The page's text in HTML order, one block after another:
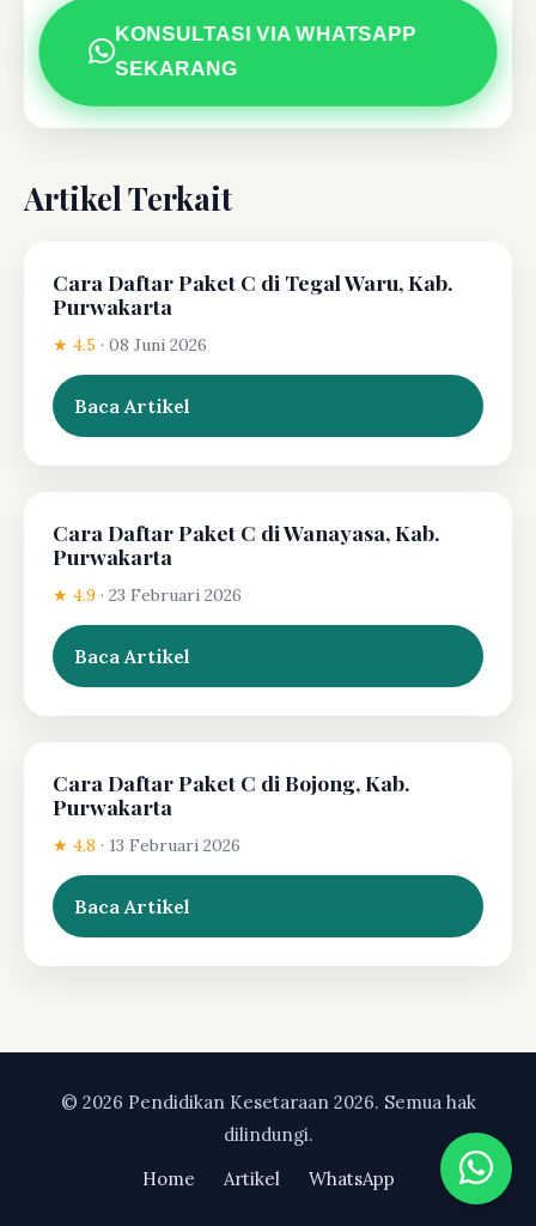
KONSULTASI VIA WHATSAPP
SEKARANG
Artikel Terkait
Cara Daftar Paket C di Tegal Waru, Kab.
Purwakarta
★ 4.5 · 08 Juni 2026
Baca Artikel
Cara Daftar Paket C di Wanayasa, Kab.
Purwakarta
★ 4.9 · 23 Februari 2026
Baca Artikel
Cara Daftar Paket C di Bojong, Kab.
Purwakarta
★ 4.8 · 13 Februari 2026
Baca Artikel
© 2026 Pendidikan Kesetaraan 2026. Semua hak
dilindungi.
Home
Artikel WhatsApp